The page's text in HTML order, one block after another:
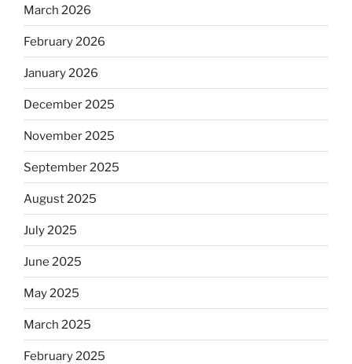
March 2026
February 2026
January 2026
December 2025
November 2025
September 2025
August 2025
July 2025
June 2025
May 2025
March 2025
February 2025